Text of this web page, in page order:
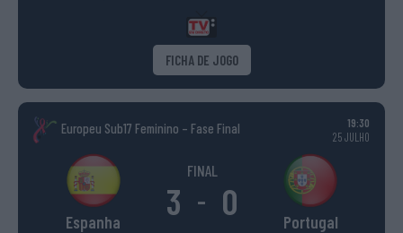
FICHA DE JOGO
Europeu Sub17 Feminino – Fase Final
19:30
25 JULHO
Espanha
FINAL
3 - 0 Portugal